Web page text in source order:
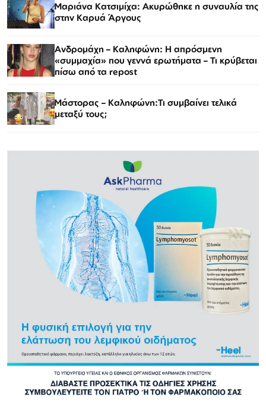
Μαριάνα Κατσιμίχα: Ακυρώθηκε η συναυλία της
στην Καρυά Άργους
Ανδρομάχη – Καληφώνη: Η απρόσμενη
«συμμαχία» που γεννά ερωτήματα – Τι κρύβεται
πίσω από τα repost
Μάστορας – Καληφώνη:Τι συμβαίνει τελικά
μεταξύ τους;